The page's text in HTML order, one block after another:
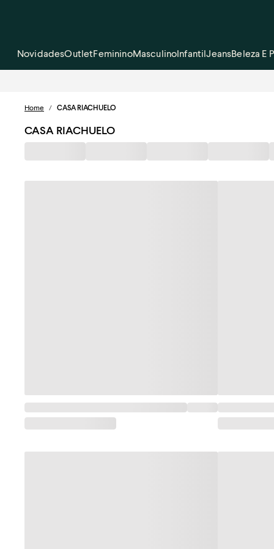
NovidadesOutletFemininoMasculinoInfantilJeansBeleza E
Home / CASA RIACHUELO
CASA RIACHUELO